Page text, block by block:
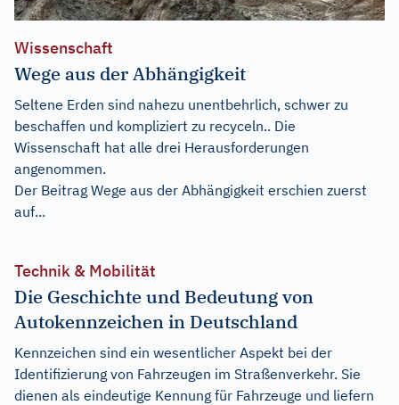
Wissenschaft
Wege aus der Abhängigkeit
Seltene Erden sind nahezu unentbehrlich, schwer zu
beschaffen und kompliziert zu recyceln.. Die
Wissenschaft hat alle drei Herausforderungen
angenommen.
Der Beitrag Wege aus der Abhängigkeit erschien zuerst
auf...
Technik & Mobilität
Die Geschichte und Bedeutung von
Autokennzeichen in Deutschland
Kennzeichen sind ein wesentlicher Aspekt bei der
Identifizierung von Fahrzeugen im Straßenverkehr. Sie
dienen als eindeutige Kennung für Fahrzeuge und liefern